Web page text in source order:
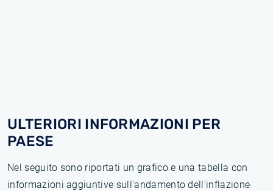
ULTERIORI INFORMAZIONI PER
PAESE
Nel seguito sono riportati un grafico e una tabella con
informazioni aggiuntive sull'andamento dell'inflazione